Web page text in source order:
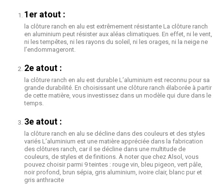
1er atout :
la clôture ranch en alu est extrêmement résistante La clôture ranch
en aluminium peut résister aux aléas climatiques. En effet, ni le vent,
ni les tempêtes, ni les rayons du soleil, ni les orages, ni la neige ne
l’endommageront.
2e atout :
la clôture ranch en alu est durable L’aluminium est reconnu pour sa
grande durabilité. En choisissant une clôture ranch élaborée à partir
de cette matière, vous investissez dans un modèle qui dure dans le
temps.
3e atout :
la clôture ranch en alu se décline dans des couleurs et des styles
variés L’aluminium est une matière appréciée dans la fabrication
des clôtures ranch, car il se décline dans une multitude de
couleurs, de styles et de finitions. À noter que chez Alsol, vous
pouvez choisir parmi 9 teintes : rouge vin, bleu pigeon, vert pâle,
noir profond, brun sépia, gris aluminium, ivoire clair, blanc pur et
gris anthracite